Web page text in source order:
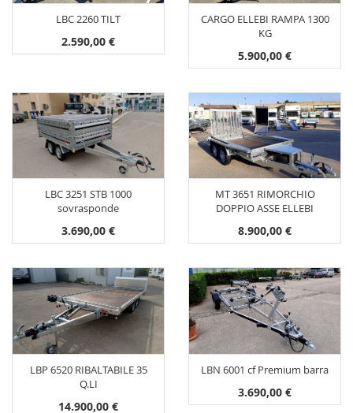
LBC 2260 TILT
2.590,00 €
CARGO ELLEBI RAMPA 1300
KG
5.900,00 €
LBC 3251 STB 1000
sovrasponde
3.690,00 €
MT 3651 RIMORCHIO
DOPPIO ASSE ELLEBI
8.900,00 €
LBP 6520 RIBALTABILE 35
Q.LI
14.900,00 €
LBN 6001 cf Premium barra
3.690,00 €